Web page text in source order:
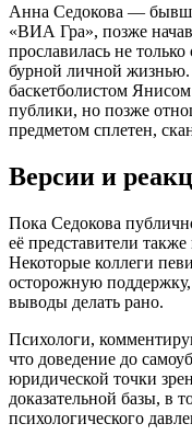
Анна Седокова —
«ВИА Гра», позже
прославилась не
бурной личной
баскетболистом
публики, но позже
предметом сплетен,
Версии и
Пока Седокова
её представители
Некоторые коллеги
осторожную
выводы делать рано.
Психологи,
что доведение до
юридической точки
доказательной базы, в
психологического